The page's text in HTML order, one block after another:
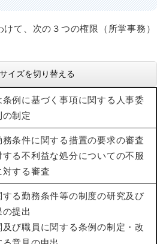
て、次の３つの権限（所掌事務）
イズを切り替える
条例に基づく事項に関する人事委
の制定
務条件に関する措置の要求の審査
する不利益な処分についての不服
対する審査
する勤務条件等の制度の研究及び
の提出
及び職員に関する条例の制定・改